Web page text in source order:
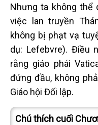
Nhưng ta không thể
việc lan truyền
không bị phạt vạ
dụ: Lefebvre). Điều
rằng giáo phái
đứng đầu, không
Giáo hội Đối lập.
Chú thích cuối